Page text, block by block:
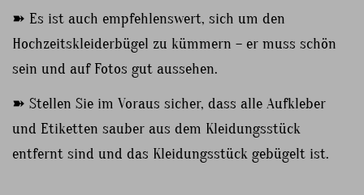
➽ Es ist auch empfehlenswert, sich um den
Hochzeitskleiderbügel zu kümmern – er muss schön
sein und auf Fotos gut aussehen.
➽ Stellen Sie im Voraus sicher, dass alle Aufkleber
und Etiketten sauber aus dem Kleidungsstück
entfernt sind und das Kleidungsstück gebügelt ist.